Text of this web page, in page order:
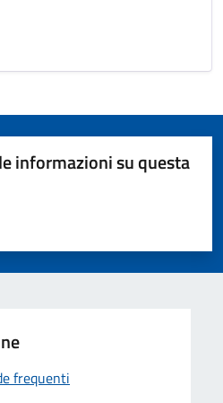
informazioni su questa
su 5
su 5
frequenti